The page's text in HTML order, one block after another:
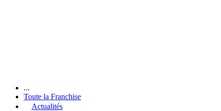
...
Toute la Franchise
Actualités